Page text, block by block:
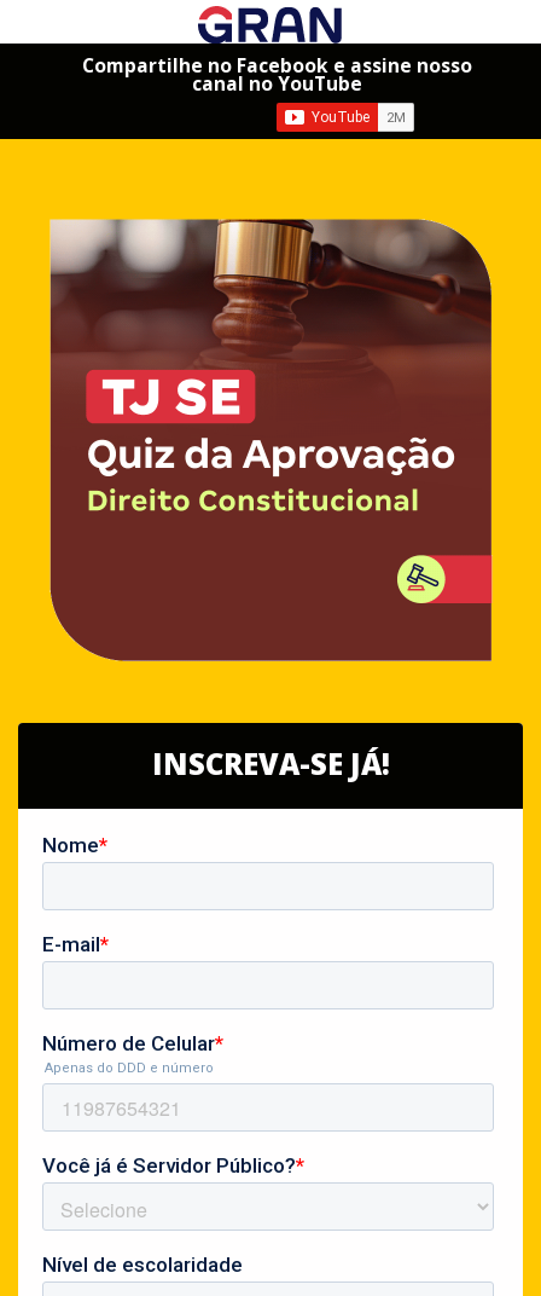
Compartilhe no Facebook e assine nosso
canal no YouTube
INSCREVA-SE JÁ!